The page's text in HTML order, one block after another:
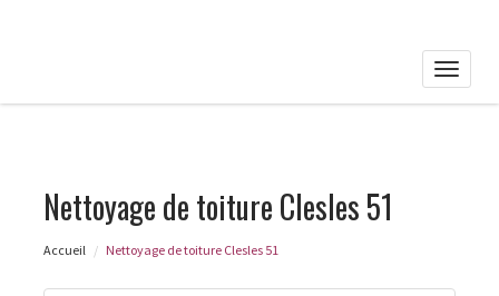
Toggle
Nettoyage de toiture Clesles 51
Accueil Nettoyage de toiture Clesles 51